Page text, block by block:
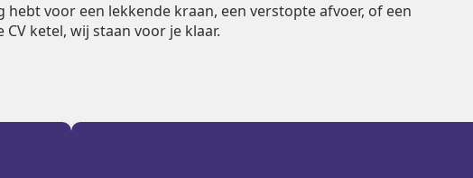
voor een lekkende kraan, een verstopte afvoer, of een
CV ketel, wij staan voor je klaar.